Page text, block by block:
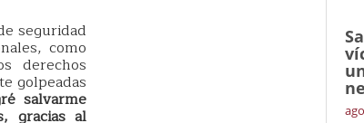
seguridad
como
derechos
golpeadas
salvarme
gracias al